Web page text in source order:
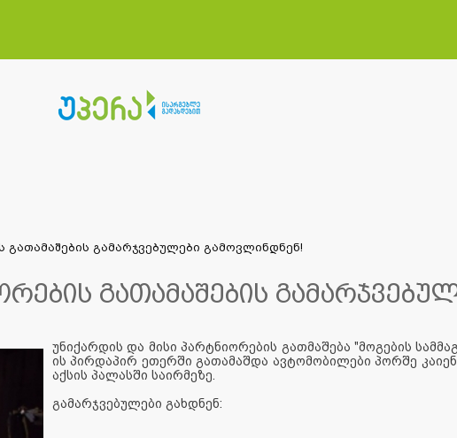
გათამაშების გამარჯვებულები გამოვლინდნენ!
გათამაშების
უნიქარდის და მისი პარტნიორების გათმაშება "მოგების
ის პირდაპირ ეთერში გათამაშდა ავტომობილები პორშე
აქსის პალასში საირმეზე.
გამარჯვებულები გახდნენ: